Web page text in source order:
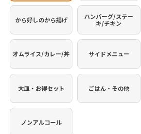
替
から好しのから揚げ
ハンバーグ/ステー
キ/チキン
オムライス/カレー/丼 サイドメニュー
大皿・お得セット ごはん・その他
ノンアルコール